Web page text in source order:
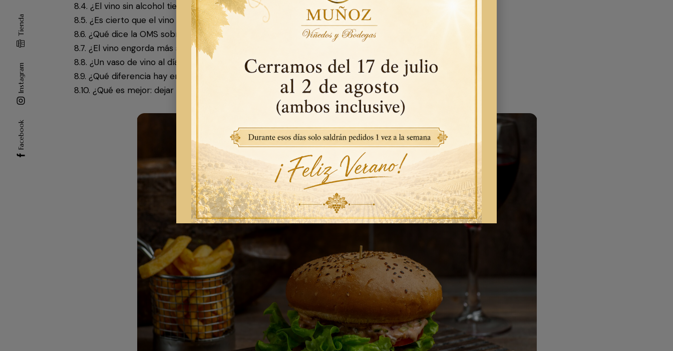
8.4. ¿El vino sin alcohol tiene calorías?
8.5. ¿Es cierto que el vino era considerado alimento en España?
8.6. ¿Qué dice la OMS sobre el vino?
8.7. ¿El vino engorda más si se bebe por la noche?
8.8. ¿Un vaso de vino al día es bueno para el corazón?
8.9. ¿Qué diferencia hay entre un vino “light” y uno normal?
8.10. ¿Qué es mejor: dejar de beber vino o beber con moderación?
Facebook
Instagram
Tienda